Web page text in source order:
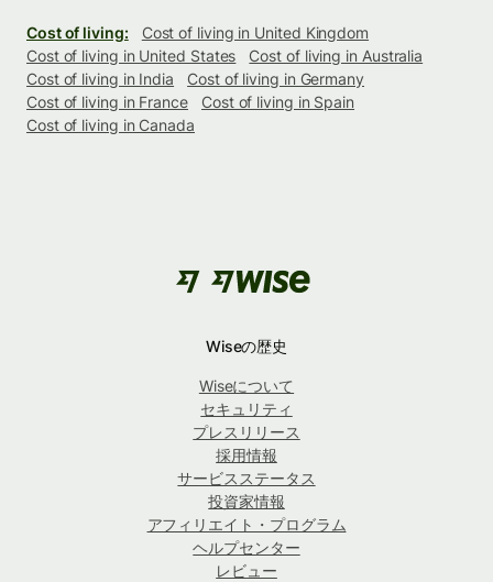
Cost of living:
Cost of living in United Kingdom
Cost of living in United States
Cost of living in Australia
Cost of living in India
Cost of living in Germany
Cost of living in France
Cost of living in Spain
Cost of living in Canada
Wiseの歴史
Wiseについて
セキュリティ
プレスリリース
採用情報
サービスステータス
投資家情報
アフィリエイト・プログラム
ヘルプセンター
レビュー